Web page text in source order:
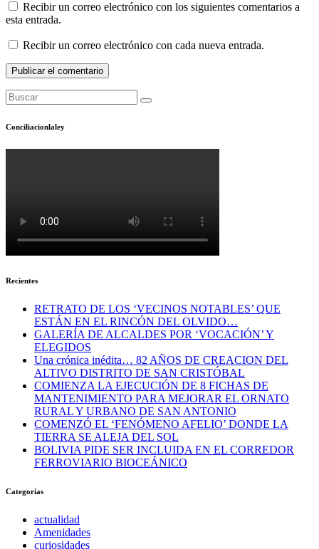
Recibir un correo electrónico con los siguientes comentarios a
esta entrada.
Recibir un correo electrónico con cada nueva entrada.
Conciliacionlaley
Recientes
RETRATO DE LOS ‘VECINOS NOTABLES’ QUE
ESTÁN EN EL RINCÓN DEL OLVIDO…
GALERÍA DE ALCALDES POR ‘VOCACIÓN’ Y
ELEGIDOS
Una crónica inédita… 82 AÑOS DE CREACION DEL
ALTIVO DISTRITO DE SAN CRISTÓBAL
COMIENZA LA EJECUCIÓN DE 8 FICHAS DE
MANTENIMIENTO PARA MEJORAR EL ORNATO
RURAL Y URBANO DE SAN ANTONIO
COMENZÓ EL ‘FENÓMENO AFELIO’ DONDE LA
TIERRA SE ALEJA DEL SOL
BOLIVIA PIDE SER INCLUIDA EN EL CORREDOR
FERROVIARIO BIOCEÁNICO
Categorías
actualidad
Amenidades
curiosidades